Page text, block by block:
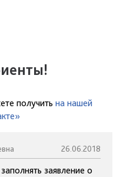
получить на нашей
26.06.2018
заявление о